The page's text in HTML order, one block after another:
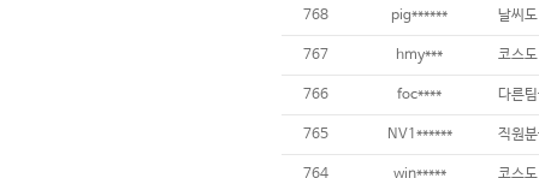
768 pig******
767 hmy***
766 foc****
765 NV1****** 직원
764 win*****